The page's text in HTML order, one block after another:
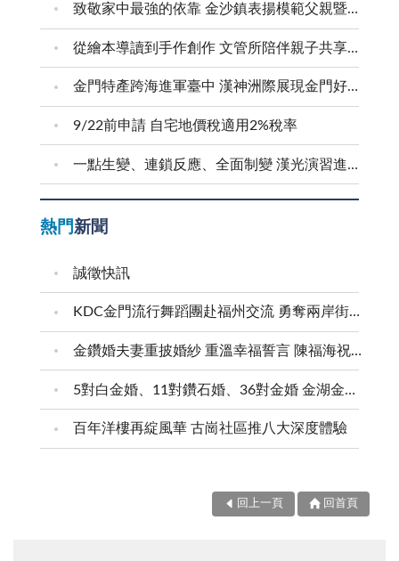
致敬家中最強的依靠 金沙鎮表揚模範父親暨新好爸爸
從繪本導讀到手作創作 文管所陪伴親子共享溫馨時光
金門特產跨海進軍臺中 漢神洲際展現金門好滋味
9/22前申請 自宅地價稅適用2%稅率
一點生變、連鎖反應、全面制變 漢光演習進行防護射擊
熱門新聞
誠徵快訊
KDC金門流行舞蹈團赴福州交流 勇奪兩岸街舞賽三等獎
金鑽婚夫妻重披婚紗 重溫幸福誓言 陳福海祝福牽手半世紀 情深相守成典範
5對白金婚、11對鑽石婚、36對金婚 金湖金沙夫妻共享榮耀時刻 陳福海表揚金鑽婚夫妻 向半世紀相守家庭典範致敬
百年洋樓再綻風華 古崗社區推八大深度體驗
回上一頁 回首頁